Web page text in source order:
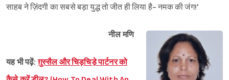
साहब ने ज़िंदगी का सबसे बड़ा युद्ध तो जीत ही लिया है- नमक की जंग!'
नील मणि
यह भी पढ़ें:ग़ुस्सैल और चिड़चिड़े पार्टनर को